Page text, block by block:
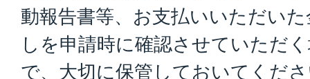
動報告書等、お支払いいただい
しを申請時に確認させていただ
で、大切に保管しておいてくだ